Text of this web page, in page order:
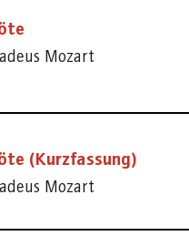
Mozart
(Kurzfassung)
Mozart